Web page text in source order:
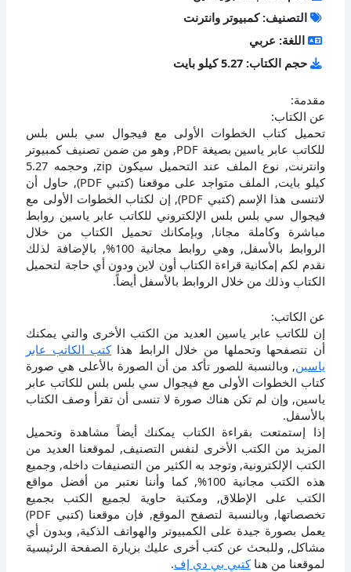
التصنيف: كمبيوتر وانترنت
اللغة: عربي
حجم الكتاب: 5.27 كيلو بايت
مقدمة:
عن الكتاب:
تحميل كتاب الخطوات الأولى مع فيجوال سي بلس بلس
للكاتب عابر ياسين بصيغة PDF, وهو من ضمن تصنيف كمبيوتر
وانترنت, نوع الملف عند التحميل سيكون zip, وحجمه 5.27
كيلو بايت, الملف متواجد على موقعنا (كتبي PDF), حاول أن
لاتنسى هذا الإسم (كتبي PDF), إن لكتاب الخطوات الأولى مع
فيجوال سي بلس بلس الإلكتروني للكاتب عابر ياسين روابط
مباشرة وكاملة مجانا, وبإمكانك تحميل الكتاب من خلال
الروابط بالأسفل, وهي روابط مجانية 100%, بالإضافة لذلك
نقدم لكم إمكانية قراءة الكتاب أون لاين ودون أي حاجة لتحميل
الكتاب وذلك من خلال الروابط بالأسفل أيضاً.
عن الكاتب:
إن للكاتب عابر ياسين العديد من الكتب الأخرى والتي يمكنك
أن تتصفحها وتحملها من خلال الرابط هذاكتب الكاتب عابر
ياسين, وبالنسبة للصور تأكد من أن الصورة بالأعلى هي صورة
كتاب الخطوات الأولى مع فيجوال سي بلس بلس للكاتب عابر
ياسين, وإن لم تكن هناك صورة لا تنسى أن تقرأ وصف الكتاب
بالأسفل.
إذا إستمتعت بقراءة الكتاب يمكنك أيضاً مشاهدة وتحميل
المزيد من الكتب الأخرى لنفس التصنيف, لموقعنا العديد من
الكتب الإلكترونية, وتوجد به الكثير من التصنيفات داخله, وجميع
هذه الكتب مجانية 100%, كما وأننا نعتبر من أفضل مواقع
الكتب على الإطلاق, ومكتبة حاوية لجميع الكتب بجميع
تخصصاتها, وبالنسبة لتصفح الموقع, فإن موقعنا (كتبي PDF)
يعمل بصورة جيدة على الكمبيوتر والهواتف الذكية, وبدون أي
مشاكل, وللبحث عن كتب أخرى عليك بزيارة الصفحة الرئيسية
لموقعنا من هناكتبي بي دي إف.